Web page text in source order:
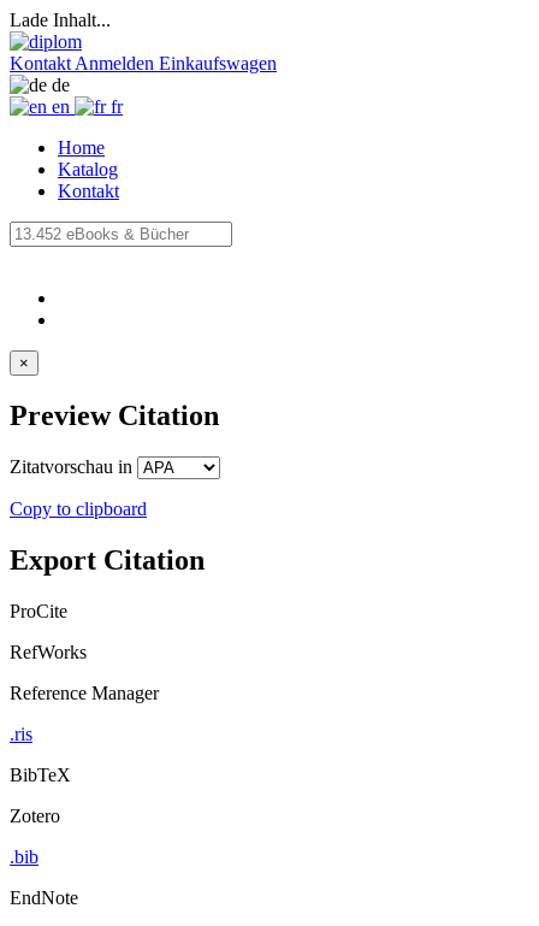
Lade Inhalt...
Kontakt Anmelden Einkaufswagen
de
en
fr
Home
Katalog
Kontakt
×
Preview Citation
Zitatvorschau in
Copy to clipboard
Export Citation
ProCite
RefWorks
Reference Manager
.ris
BibTeX
Zotero
.bib
EndNote